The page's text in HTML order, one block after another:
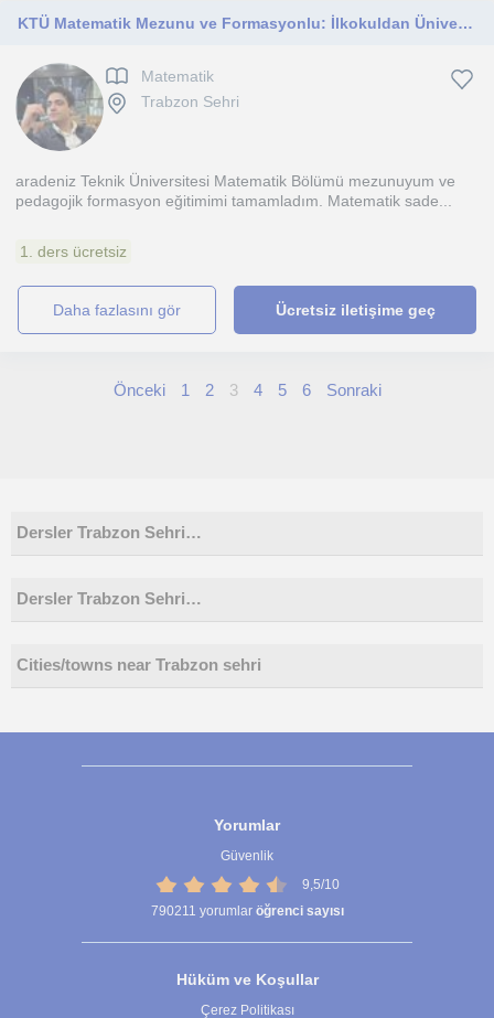
KTÜ Matematik Mezunu ve Formasyonlu: İlkokuldan Üniversiteye Her Seviye İçin Profesyonel Matematik Desteği
Matematik
Trabzon Sehri
aradeniz Teknik Üniversitesi Matematik Bölümü mezunuyum ve
pedagojik formasyon eğitimimi tamamladım. Matematik sade...
1. ders ücretsiz
daha fazlasını gör Ücretsiz iletişime geç
Önceki 1 2 3 4 5 6 Sonraki
Dersler Trabzon Sehri…
Dersler Trabzon Sehri…
Cities/towns near Trabzon sehri
Yorumlar
Güvenlik
9,5/10
790211 yorumlar öğrenci sayısı
Hüküm ve Koşullar
Çerez Politikası